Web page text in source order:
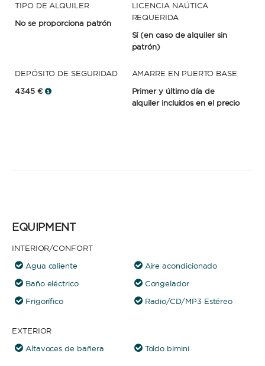
TIPO DE ALQUILER
No se proporciona patrón
LICENCIA NAÚTICA
REQUERIDA
Sí (en caso de alquiler sin
patrón)
DEPÓSITO DE SEGURIDAD
4345 €
AMARRE EN PUERTO BASE
Primer y último día de
alquiler incluidos en el precio
EQUIPMENT
INTERIOR/CONFORT
Agua caliente
Aire acondicionado
Baño eléctrico
Congelador
Frigorífico
Radio/CD/MP3 Estéreo
EXTERIOR
Altavoces de bañera
Toldo bimini